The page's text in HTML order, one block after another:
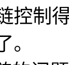
控制
。